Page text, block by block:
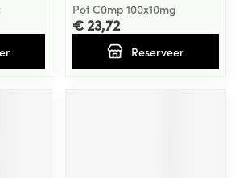
Pot C0mp 100x10mg
€ 23,72
Reserveer